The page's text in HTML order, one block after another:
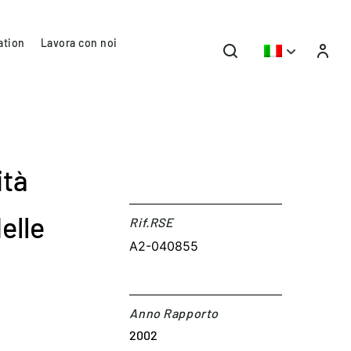
Lavora con noi
Rif.RSE​
A2-040855
Anno Rapporto
2002